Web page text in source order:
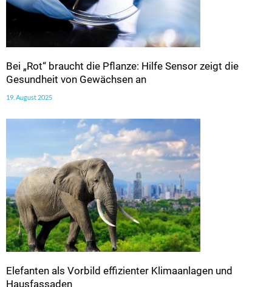
Bei „Rot“ braucht die Pflanze: Hilfe Sensor zeigt die
Gesundheit von Gewächsen an
19. August 2025
Elefanten als Vorbild effizienter Klimaanlagen und
Hausfassaden